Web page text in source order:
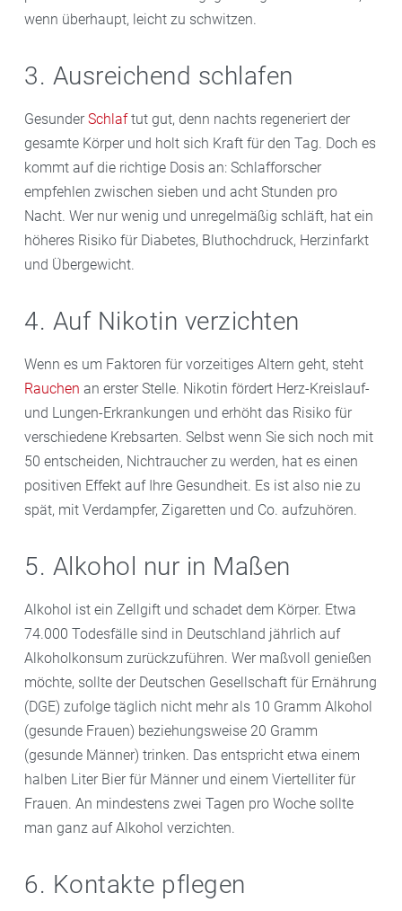
wenn überhaupt, leicht zu schwitzen.
3. Ausreichend schlafen
Gesunder Schlaftut gut, denn nachts regeneriert der
gesamte Körper und holt sich Kraft für den Tag. Doch es
kommt auf die richtige Dosis an: Schlafforscher
empfehlen zwischen sieben und acht Stunden pro
Nacht. Wer nur wenig und unregelmäßig schläft, hat ein
höheres Risiko für Diabetes, Bluthochdruck, Herzinfarkt
und Übergewicht.
4. Auf Nikotin verzichten
Wenn es um Faktoren für vorzeitiges Altern geht, steht
Rauchen an erster Stelle. Nikotin fördert Herz-Kreislauf-
und Lungen-Erkrankungen und erhöht das Risiko für
verschiedene Krebsarten. Selbst wenn Sie sich noch mit
50 entscheiden, Nichtraucher zu werden, hat es einen
positiven Effekt auf Ihre Gesundheit. Es ist also nie zu
spät, mit Verdampfer, Zigaretten und Co. aufzuhören.
5. Alkohol nur in Maßen
Alkohol ist ein Zellgift und schadet dem Körper. Etwa
74.000 Todesfälle sind in Deutschland jährlich auf
Alkoholkonsum zurückzuführen. Wer maßvoll genießen
möchte, sollte der Deutschen Gesellschaft für Ernährung
(DGE) zufolge täglich nicht mehr als 10 Gramm Alkohol
(gesunde Frauen) beziehungsweise 20 Gramm
(gesunde Männer) trinken. Das entspricht etwa einem
halben Liter Bier für Männer und einem Viertelliter für
Frauen. An mindestens zwei Tagen pro Woche sollte
man ganz auf Alkohol verzichten.
6. Kontakte pflegen